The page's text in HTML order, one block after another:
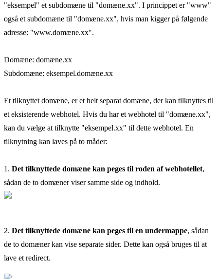
"eksempel" et subdomæne til "domæne.xx". I princippet er "www"
også et subdomæne til "domæne.xx", hvis man kigger på følgende
adresse: "www.domæne.xx".
Domæne: domæne.xx
Subdomæne: eksempel.domæne.xx
Et tilknyttet domæne, er et helt separat domæne, der kan tilknyttes til
et eksisterende webhotel. Hvis du har et webhotel til "domæne.xx",
kan du vælge at tilknytte "eksempel.xx" til dette webhotel. En
tilknytning kan laves på to måder:
1. Det tilknyttede domæne kan peges til roden af webhotellet,
sådan de to domæner viser samme side og indhold.
2. Det tilknyttede domæne kan peges til en undermappe, sådan
de to domæner kan vise separate sider. Dette kan også bruges til at
lave et redirect.